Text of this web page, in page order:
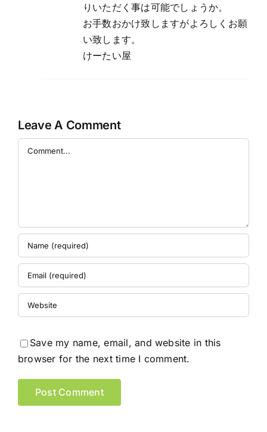
りいただく事は可能でしょうか。
お手数おかけ致しますがよろしくお願
い致します。
けーたい屋
Leave A Comment
Comment
Save my name, email, and website in this
browser for the next time I comment.